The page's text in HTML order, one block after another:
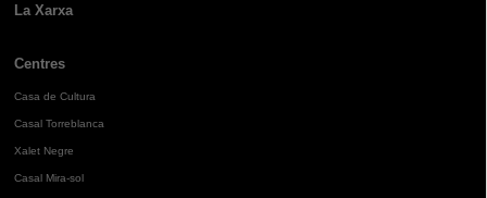
La Xarxa
Centres
Casa de Cultura
Casal Torreblanca
Xalet Negre
Casal Mira-sol